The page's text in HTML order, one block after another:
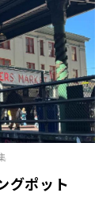
グポット